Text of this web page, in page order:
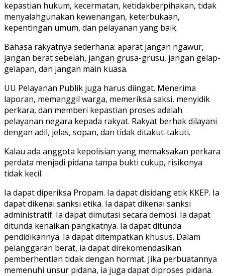
kepastian hukum, kecermatan, ketidakberpihakan, tidak
menyalahgunakan kewenangan, keterbukaan,
kepentingan umum, dan pelayanan yang baik.
Bahasa rakyatnya sederhana: aparat jangan ngawur,
jangan berat sebelah, jangan grusa-grusu, jangan gelap-
gelapan, dan jangan main kuasa.
UU Pelayanan Publik juga harus diingat. Menerima
laporan, memanggil warga, memeriksa saksi, menyidik
perkara, dan memberi kepastian proses adalah
pelayanan negara kepada rakyat. Rakyat berhak dilayani
dengan adil, jelas, sopan, dan tidak ditakut-takuti.
Kalau ada anggota kepolisian yang memaksakan perkara
perdata menjadi pidana tanpa bukti cukup, risikonya
tidak kecil.
Ia dapat diperiksa Propam. Ia dapat disidang etik KKEP. Ia
dapat dikenai sanksi etika. Ia dapat dikenai sanksi
administratif. Ia dapat dimutasi secara demosi. Ia dapat
ditunda kenaikan pangkatnya. Ia dapat ditunda
pendidikannya. Ia dapat ditempatkan khusus. Dalam
pelanggaran berat, ia dapat direkomendasikan
pemberhentian tidak dengan hormat. Jika perbuatannya
memenuhi unsur pidana, ia juga dapat diproses pidana.